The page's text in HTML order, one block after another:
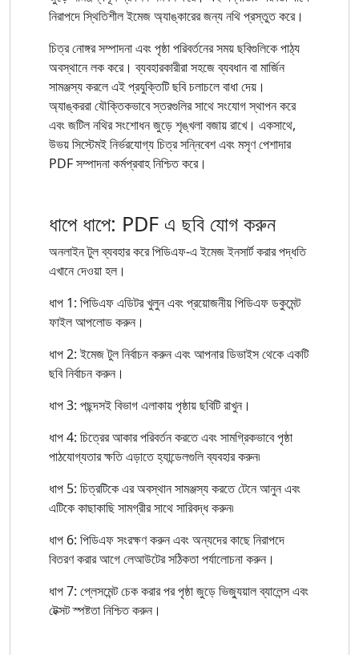
নিরাপদে স্থিতিশীল ইমেজ অ্যাঙ্কারের জন্য নথি প্রস্তুত করে।
চিত্র নোঙ্গর সম্পাদনা এবং পৃষ্ঠা পরিবর্তনের সময় ছবিগুলিকে পাঠ্য
অবস্থানে লক করে। ব্যবহারকারীরা সহজে ব্যবধান বা মার্জিন
সামঞ্জস্য করলে এই প্রযুক্তিটি ছবি চলাচলে বাধা দেয়।
অ্যাঙ্কররা যৌক্তিকভাবে স্তরগুলির সাথে সংযোগ স্থাপন করে
এবং জটিল নথির সংশোধন জুড়ে শৃঙ্খলা বজায় রাখে। একসাথে,
উভয় সিস্টেমই নির্ভরযোগ্য চিত্র সন্নিবেশ এবং মসৃণ পেশাদার
PDF সম্পাদনা কর্মপ্রবাহ নিশ্চিত করে।
ধাপে ধাপে: PDF এ ছবি যোগ করুন
অনলাইন টুল ব্যবহার করে পিডিএফ-এ ইমেজ ইনসার্ট করার পদ্ধতি
এখানে দেওয়া হল।
ধাপ 1: পিডিএফ এডিটর খুলুন এবং প্রয়োজনীয় পিডিএফ ডকুমেন্ট
ফাইল আপলোড করুন।
ধাপ 2: ইমেজ টুল নির্বাচন করুন এবং আপনার ডিভাইস থেকে একটি
ছবি নির্বাচন করুন।
ধাপ 3: পছন্দসই বিভাগ এলাকায় পৃষ্ঠায় ছবিটি রাখুন।
ধাপ 4: চিত্রের আকার পরিবর্তন করতে এবং সামগ্রিকভাবে পৃষ্ঠা
পাঠযোগ্যতার ক্ষতি এড়াতে হ্যান্ডেলগুলি ব্যবহার করুন৷
ধাপ 5: চিত্রটিকে এর অবস্থান সামঞ্জস্য করতে টেনে আনুন এবং
এটিকে কাছাকাছি সামগ্রীর সাথে সারিবদ্ধ করুন৷
ধাপ 6: পিডিএফ সংরক্ষণ করুন এবং অন্যদের কাছে নিরাপদে
বিতরণ করার আগে লেআউটের সঠিকতা পর্যালোচনা করুন।
ধাপ 7: প্লেসমেন্ট চেক করার পর পৃষ্ঠা জুড়ে ভিজ্যুয়াল ব্যালেন্স এবং
টেক্সট স্পষ্টতা নিশ্চিত করুন।